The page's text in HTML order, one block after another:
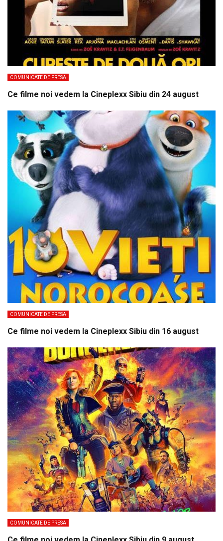
COMUNICATE DE PRESA
Ce filme noi vedem la Cineplexx Sibiu din 24 august
COMUNICATE DE PRESA
Ce filme noi vedem la Cineplexx Sibiu din 16 august
COMUNICATE DE PRESA